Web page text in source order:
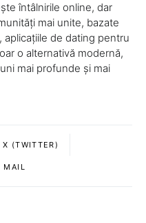
întâlnirile online, dar
mai unite, bazate
de dating pentru
o alternativă modernă,
mai profunde și mai
X (TWITTER)
MAIL